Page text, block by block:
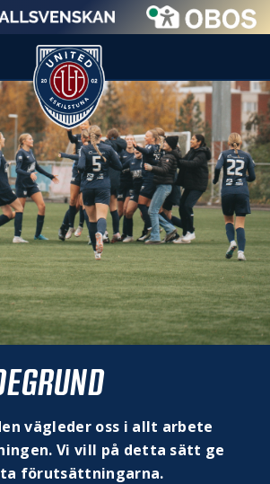
PARTNER
vägleder oss i allt arbete
Vi vill på detta sätt ge
förutsättningarna.